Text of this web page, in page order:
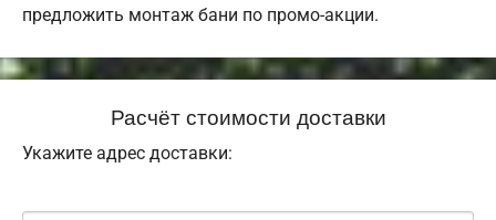
предложить монтаж бани по промо-акции.
Расчёт стоимости доставки
Укажите адрес доставки: